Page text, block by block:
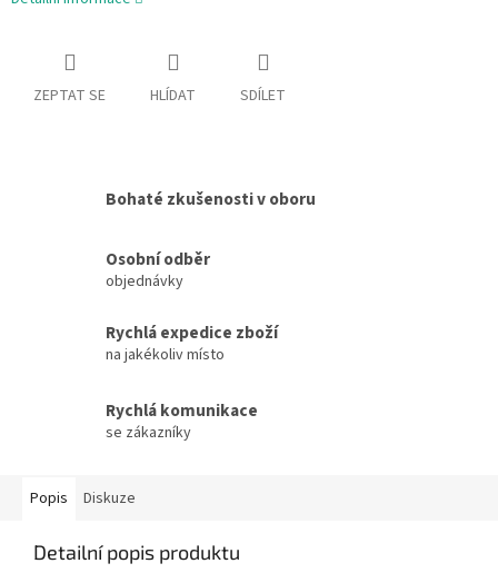
ZEPTAT SE HLÍDAT SDÍLET
Bohaté zkušenosti v oboru
Osobní odběr
objednávky
Rychlá expedice zboží
na jakékoliv místo
Rychlá komunikace
se zákazníky
Popis Diskuze
Detailní popis produktu